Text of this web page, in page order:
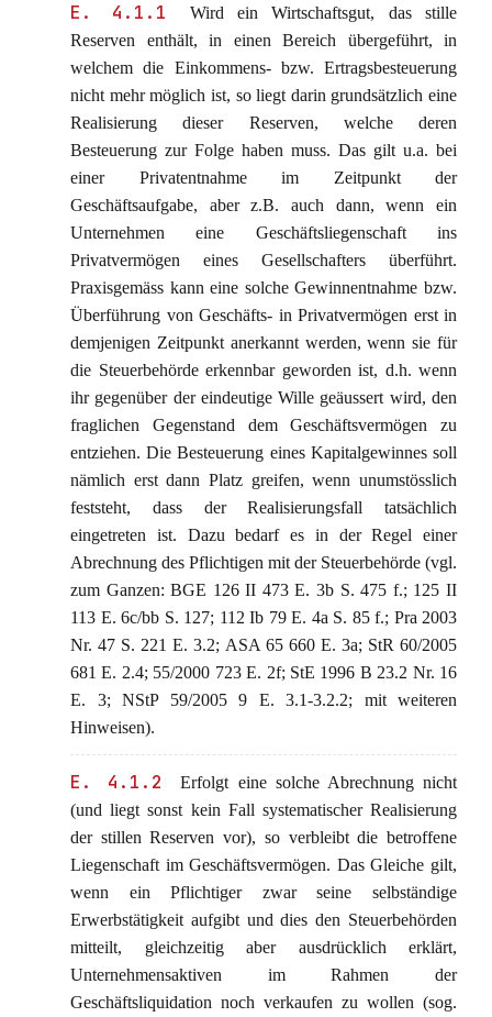
E. 4.1.1
Wird ein Wirtschaftsgut, das stille
Reserven enthält, in einen Bereich übergeführt, in
welchem die Einkommens- bzw. Ertragsbesteuerung
nicht mehr möglich ist, so liegt darin grundsätzlich eine
Realisierung dieser Reserven, welche deren
Besteuerung zur Folge haben muss. Das gilt u.a. bei
einer Privatentnahme im Zeitpunkt der
Geschäftsaufgabe, aber z.B. auch dann, wenn ein
Unternehmen eine Geschäftsliegenschaft ins
Privatvermögen eines Gesellschafters überführt.
Praxisgemäss kann eine solche Gewinnentnahme bzw.
Überführung von Geschäfts- in Privatvermögen erst in
demjenigen Zeitpunkt anerkannt werden, wenn sie für
die Steuerbehörde erkennbar geworden ist, d.h. wenn
ihr gegenüber der eindeutige Wille geäussert wird, den
fraglichen Gegenstand dem Geschäftsvermögen zu
entziehen. Die Besteuerung eines Kapitalgewinnes soll
nämlich erst dann Platz greifen, wenn unumstösslich
feststeht, dass der Realisierungsfall tatsächlich
eingetreten ist. Dazu bedarf es in der Regel einer
Abrechnung des Pflichtigen mit der Steuerbehörde (vgl.
zum Ganzen: BGE 126 II 473 E. 3b S. 475 f.; 125 II
113 E. 6c/bb S. 127; 112 Ib 79 E. 4a S. 85 f.; Pra 2003
Nr. 47 S. 221 E. 3.2; ASA 65 660 E. 3a; StR 60/2005
681 E. 2.4; 55/2000 723 E. 2f; StE 1996 B 23.2 Nr. 16
E. 3; NStP 59/2005 9 E. 3.1-3.2.2; mit weiteren
Hinweisen).
E. 4.1.2
Erfolgt eine solche Abrechnung nicht
(und liegt sonst kein Fall systematischer Realisierung
der stillen Reserven vor), so verbleibt die betroffene
Liegenschaft im Geschäftsvermögen. Das Gleiche gilt,
wenn ein Pflichtiger zwar seine selbständige
Erwerbstätigkeit aufgibt und dies den Steuerbehörden
mitteilt, gleichzeitig aber ausdrücklich erklärt,
Unternehmensaktiven im Rahmen der
Geschäftsliquidation noch verkaufen zu wollen (sog.